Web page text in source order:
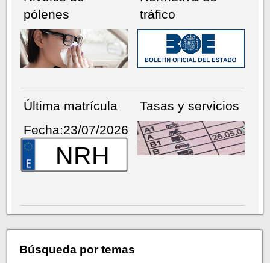
pólenes
tráfico
Última matrícula
Fecha:23/07/2026
NRH
Tasas y servicios
Búsqueda por temas